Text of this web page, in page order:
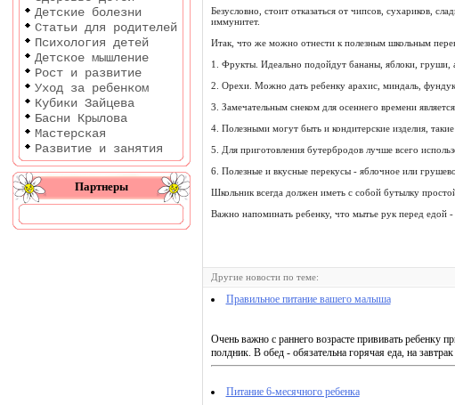
Детские болезни
Статьи для родителей
Психология детей
Детское мышление
Рост и развитие
Уход за ребенком
Кубики Зайцева
Басни Крылова
Мастерская
Развитие и занятия
Партнеры
Безусловно, стоит отказаться от чипсов, сухариков,
иммунитет.
Итак, что же можно отнести к полезным школьным
1. Фрукты. Идеально подойдут бананы, яблоки, груши,
2. Орехи. Можно дать ребенку арахис, миндаль,
3. Замечательным снеком для осеннего времени
4. Полезными могут быть и кондитерские изделия,
5. Для приготовления бутербродов лучше всего
6. Полезные и вкусные перекусы - яблочное или
Школьник всегда должен иметь с собой бутылку
Важно напоминать ребенку, что мытье рук перед едой
Другие новости по теме:
Правильное питание вашего малыша
Очень важно с раннего возрасте прививать
полдник. В обед - обязательна горячая еда, на
Питание 6-месячного ребенка